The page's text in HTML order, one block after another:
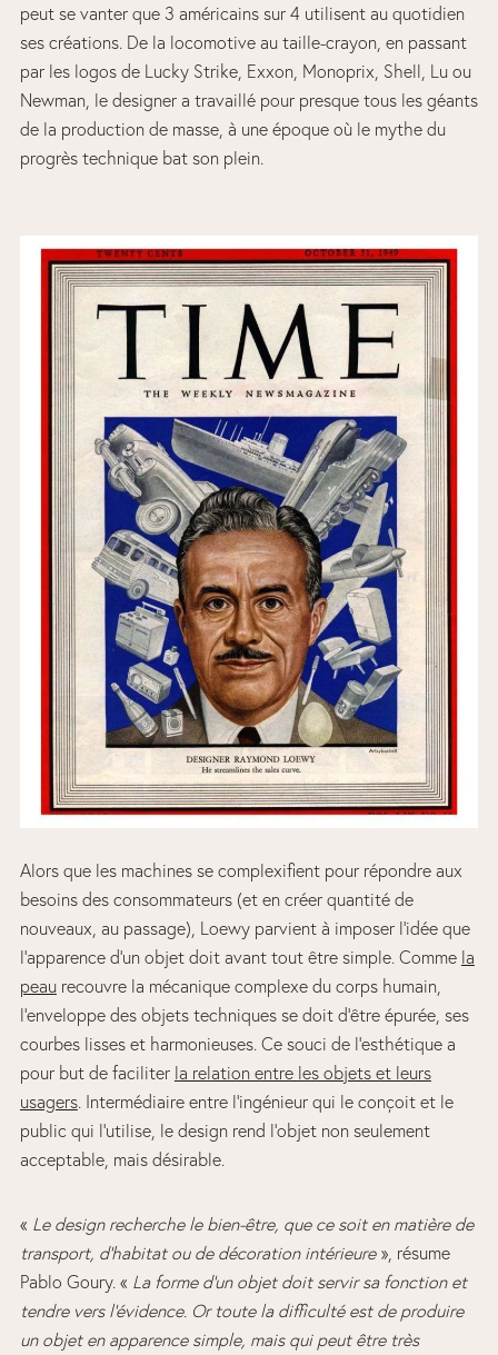
peut se vanter que 3 américains sur 4 utilisent au quotidien
ses créations. De la locomotive au taille-crayon, en passant
par les logos de Lucky Strike, Exxon, Monoprix, Shell, Lu ou
Newman, le designer a travaillé pour presque tous les géants
de la production de masse, à une époque où le mythe du
progrès technique bat son plein.
Alors que les machines se complexifient pour répondre aux
besoins des consommateurs (et en créer quantité de
nouveaux, au passage), Loewy parvient à imposer l’idée que
l’apparence d’un objet doit avant tout être simple. Comme la
peaurecouvre la mécanique complexe du corps humain,
l’enveloppe des objets techniques se doit d’être épurée, ses
courbes lisses et harmonieuses. Ce souci de l’esthétique a
pour but de faciliter la relation entre les objets et leurs
usagers. Intermédiaire entre l’ingénieur qui le conçoit et le
public qui l’utilise, le design rend l’objet non seulement
acceptable, mais désirable.
« Le design recherche le bien-être, que ce soit en matière de
transport, d’habitat ou de décoration intérieure», résume
Pablo Goury. « La forme d’un objet doit servir sa fonction et
tendre vers l’évidence. Or toute la difficulté est de produire
un objet en apparence simple, mais qui peut être très